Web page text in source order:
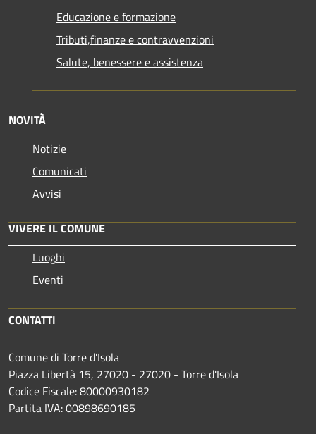
Educazione e formazione
Tributi,finanze e contravvenzioni
Salute, benessere e assistenza
NOVITÀ
Notizie
Comunicati
Avvisi
VIVERE IL COMUNE
Luoghi
Eventi
CONTATTI
Comune di Torre d'Isola
Piazza Libertà 15, 27020 - 27020 - Torre d'Isola
Codice Fiscale: 80000930182
Partita IVA: 00898690185